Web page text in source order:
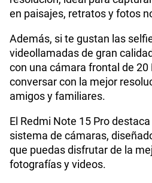
Capacidad Memoria Externa
Capacidad Memoria Interna
Capacidad Memoria RAM
en paisajes, retratos y fotos
Además, si te gustan las
videollamadas de gran
con una cámara frontal de 20
conversar con la mejor
amigos y familiares.
El Redmi Note 15 Pro
sistema de cámaras,
que puedas disfrutar de la
fotografías y videos.